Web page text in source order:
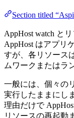
Section titled
AppHost watch と
AppHost はアプリ
すが、各リソース
ムワークまたはラ
一般には、個々の
実行したままにし
理由だけで
リソースの再起動